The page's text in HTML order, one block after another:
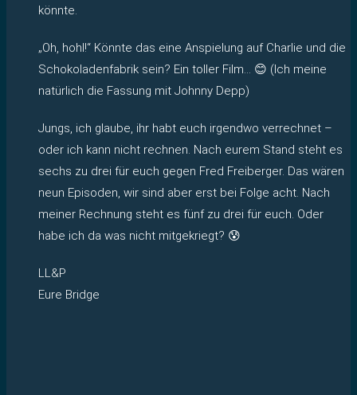
könnte.
„Oh, hohl!“ Könnte das eine Anspielung auf Charlie und die
Schokoladenfabrik sein? Ein toller Film… 😊 (Ich meine
natürlich die Fassung mit Johnny Depp)
Jungs, ich glaube, ihr habt euch irgendwo verrechnet –
oder ich kann nicht rechnen. Nach eurem Stand steht es
sechs zu drei für euch gegen Fred Freiberger. Das wären
neun Episoden, wir sind aber erst bei Folge acht. Nach
meiner Rechnung steht es fünf zu drei für euch. Oder
habe ich da was nicht mitgekriegt? 😰
LL&P
Eure Bridge